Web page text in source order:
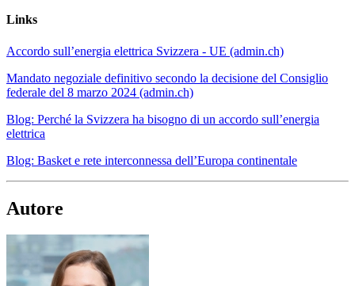
Links
Accordo sull’energia elettrica Svizzera - UE (admin.ch)
Mandato negoziale definitivo secondo la decisione del Consiglio
federale del 8 marzo 2024 (admin.ch)
Blog: Perché la Svizzera ha bisogno di un accordo sull’energia
elettrica
Blog: Basket e rete interconnessa dell’Europa continentale
Autore